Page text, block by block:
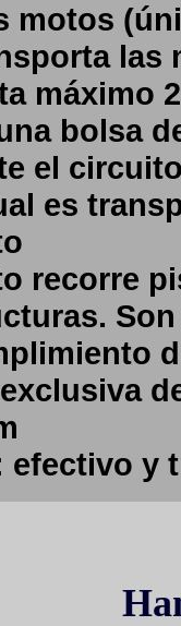
motos
las
máximo
bolsa
el
es
recorre
efectivo y